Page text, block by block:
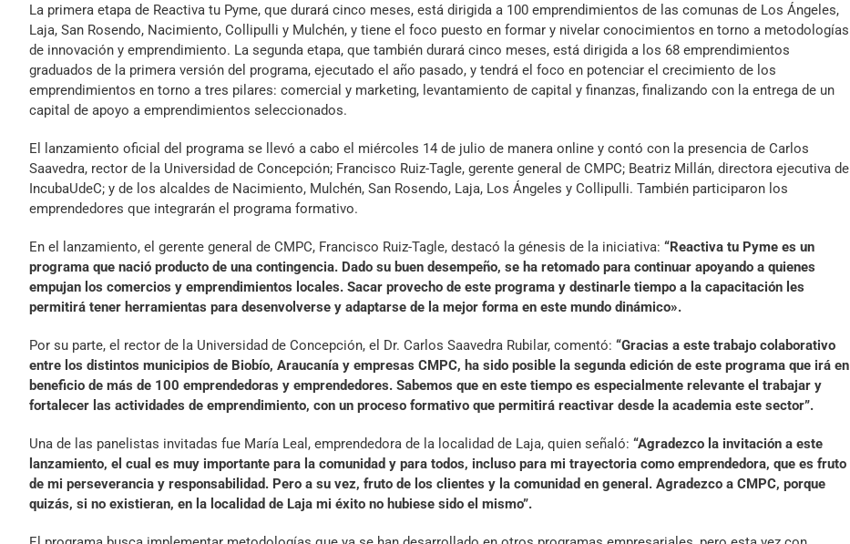
La primera etapa de Reactiva tu Pyme, que durará cinco meses, está dirigida a 100 emprendimientos de las comunas de Los Ángeles,
Laja, San Rosendo, Nacimiento, Collipulli y Mulchén, y tiene el foco puesto en formar y nivelar conocimientos en torno a metodologías
de innovación y emprendimiento. La segunda etapa, que también durará cinco meses, está dirigida a los 68 emprendimientos
graduados de la primera versión del programa, ejecutado el año pasado, y tendrá el foco en potenciar el crecimiento de los
emprendimientos en torno a tres pilares: comercial y marketing, levantamiento de capital y finanzas, finalizando con la entrega de un
capital de apoyo a emprendimientos seleccionados.
El lanzamiento oficial del programa se llevó a cabo el miércoles 14 de julio de manera online y contó con la presencia de Carlos
Saavedra, rector de la Universidad de Concepción; Francisco Ruiz-Tagle, gerente general de CMPC; Beatriz Millán, directora ejecutiva de
IncubaUdeC; y de los alcaldes de Nacimiento, Mulchén, San Rosendo, Laja, Los Ángeles y Collipulli. También participaron los
emprendedores que integrarán el programa formativo.
En el lanzamiento, el gerente general de CMPC, Francisco Ruiz-Tagle, destacó la génesis de la iniciativa: “Reactiva tu Pyme es un
programa que nació producto de una contingencia. Dado su buen desempeño, se ha retomado para continuar apoyando a quienes
empujan los comercios y emprendimientos locales. Sacar provecho de este programa y destinarle tiempo a la capacitación les
permitirá tener herramientas para desenvolverse y adaptarse de la mejor forma en este mundo dinámico».
Por su parte, el rector de la Universidad de Concepción, el Dr. Carlos Saavedra Rubilar, comentó: “Gracias a este trabajo colaborativo
entre los distintos municipios de Biobío, Araucanía y empresas CMPC, ha sido posible la segunda edición de este programa que irá en
beneficio de más de 100 emprendedoras y emprendedores. Sabemos que en este tiempo es especialmente relevante el trabajar y
fortalecer las actividades de emprendimiento, con un proceso formativo que permitirá reactivar desde la academia este sector”.
Una de las panelistas invitadas fue María Leal, emprendedora de la localidad de Laja, quien señaló: “Agradezco la invitación a este
lanzamiento, el cual es muy importante para la comunidad y para todos, incluso para mi trayectoria como emprendedora, que es fruto
de mi perseverancia y responsabilidad. Pero a su vez, fruto de los clientes y la comunidad en general. Agradezco a CMPC, porque
quizás, si no existieran, en la localidad de Laja mi éxito no hubiese sido el mismo”.